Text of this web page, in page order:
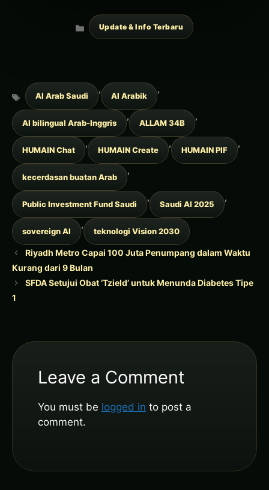
Update & Info Terbaru
Tags
AI Arab Saudi
,
AI Arabik
,
AI bilingual Arab-Inggris
,
ALLAM 34B
,
HUMAIN Chat
,
HUMAIN Create
,
HUMAIN PIF
,
kecerdasan buatan Arab
,
Public Investment Fund Saudi
,
Saudi AI 2025
,
sovereign AI
,
teknologi Vision 2030
Riyadh Metro Capai 100 Juta Penumpang dalam Waktu
Kurang dari 9 Bulan
SFDA Setujui Obat ‘Tzield’ untuk Menunda Diabetes Tipe
1
Leave a Comment
You must be logged in to post a
comment.